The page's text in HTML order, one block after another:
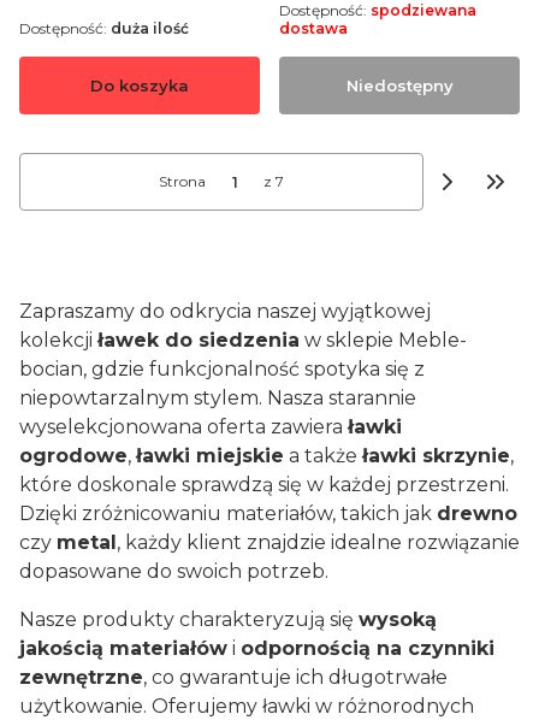
Do koszyka
Dostępność: duża ilość
Niedostępny
Dostępność: spodziewana
dostawa
Strona z 7
Zapraszamy do odkrycia naszej wyjątkowej
kolekcjiławek do siedzenia w sklepie Meble-
bocian, gdzie funkcjonalność spotyka się z
niepowtarzalnym stylem. Nasza starannie
wyselekcjonowana oferta zawieraławki
ogrodowe,ławki miejskie a takżeławki skrzynie,
które doskonale sprawdzą się w każdej przestrzeni.
Dzięki zróżnicowaniu materiałów, takich jak drewno
czy metal , każdy klient znajdzie idealne rozwiązanie
dopasowane do swoich potrzeb.
Nasze produkty charakteryzują się wysoką
jakością materiałów i odpornością na czynniki
zewnętrzne, co gwarantuje ich długotrwałe
użytkowanie. Oferujemy ławki w różnorodnych